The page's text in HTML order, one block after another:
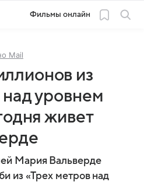
Фильмы онлайн
Mail
из
уровнем
живет
Мария Вальверде
из «Трех метров над